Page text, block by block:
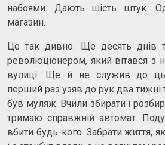
набоями. Дають шість штук.
магазин.
Це так дивно. Ще десять днів
революціонером, який вітався з
вулиці. Ще й не служив до
перший раз узяв до рук два тижні
був муляж. Вчили збирати і
тримаю справжній автомат.
вбити будь-кого. Забрати життя,